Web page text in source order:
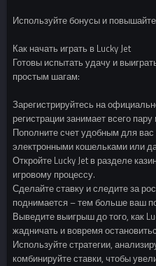
Используйте бонусы и
Как начать играть в Lucky Jet
Готовы испытать удачу и
простым шагам:
Зарегистрируйтесь на
регистрации занимает всего пару
Пополните счет удобным для вас
электронными кошельками или
Откройте Lucky Jet в разделе
игровому процессу.
Сделайте ставку и следите за
поднимается – тем больше ваш
Выведите выигрыш до того, как
жадничать и вовремя
Используйте стратегии,
комбинируйте ставки, чтобы